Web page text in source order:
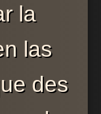
la
las
des